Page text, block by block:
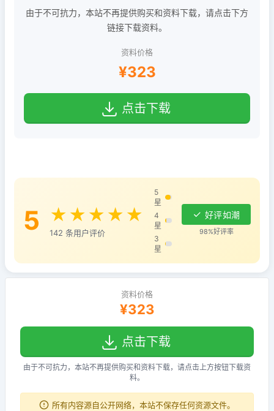
由于不可抗力，本站不再提供购买和资料下载，请点击下方
链接下载资料。
资料价格
¥323
点击下载
5 ★★★★★
142 条用户评价
5
星
4
星
3
星
好评如潮
98%好评率
资料价格
¥323
点击下载
由于不可抗力，本站不再提供购买和资料下载，请点击上方按钮下载资
料。
所有内容源自公开网络，本站不保存任何资源文件。